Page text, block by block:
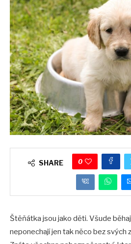
SHARE 0
Štěňátka jsou jako děti. Všude
neponechají jen tak něco bez svých